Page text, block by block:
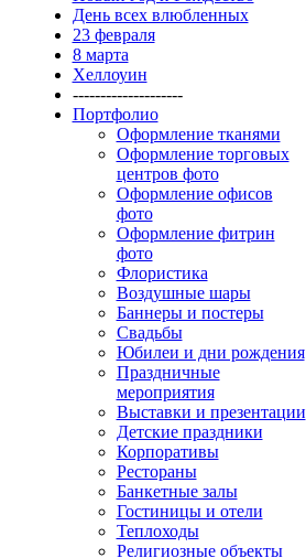
День всех влюбленных
23 февраля
8 марта
Хеллоуин
--------------------
Портфолио
Оформление тканями
Оформление торговых
центров фото
Оформление офисов
фото
Оформление фитрин
фото
Флористика
Воздушные шары
Баннеры и постеры
Свадьбы
Юбилеи и дни рождения
Праздничные
мероприятия
Выставки и презентации
Детские праздники
Корпоративы
Рестораны
Банкетные залы
Гостиницы и отели
Теплоходы
Религиозные объекты